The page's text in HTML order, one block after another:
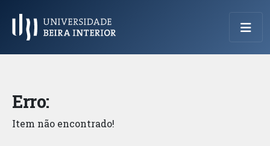
Menu Principal
Erro:
Item não encontrado!